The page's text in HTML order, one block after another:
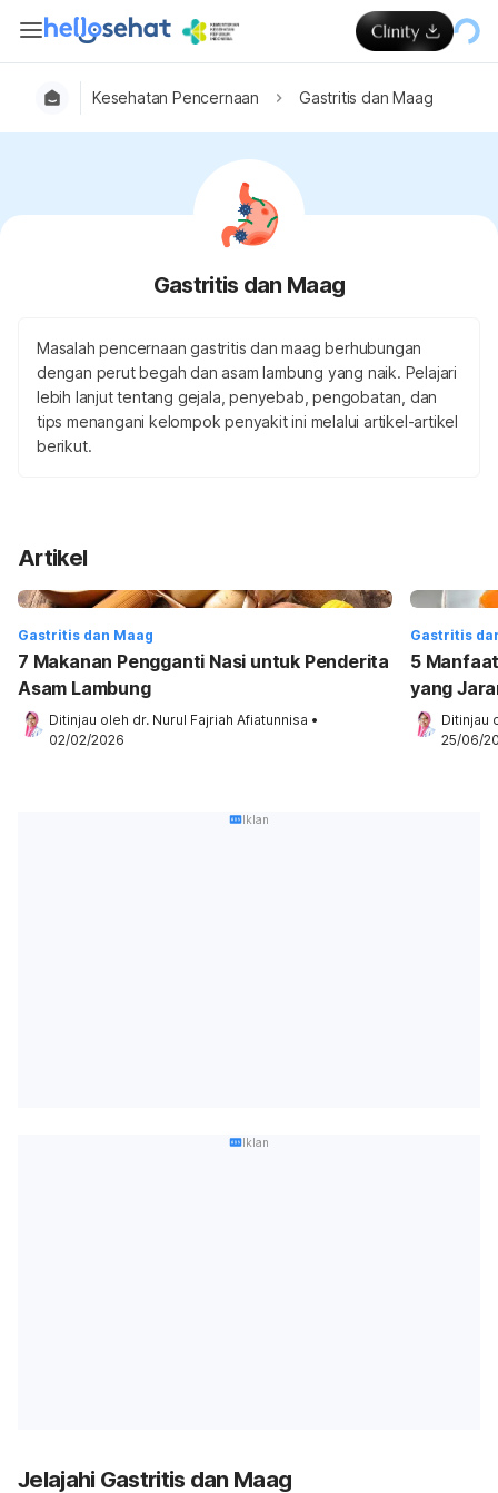
Kesehatan Pencernaan Gastritis dan Maag
Gastritis dan Maag
Masalah pencernaan gastritis dan maag berhubungan
dengan perut begah dan asam lambung yang naik. Pelajari
lebih lanjut tentang gejala, penyebab, pengobatan, dan
tips menangani kelompok penyakit ini melalui artikel-artikel
berikut.
Artikel
Gastritis dan Maag
7 Makanan Pengganti Nasi untuk Penderita
Asam Lambung
Ditinjau oleh dr. Nurul Fajriah Afiatunnisa •
02/02/2026
Gastritis
5
yang
Ditinjau
25/06/
Iklan
Iklan
Jelajahi Gastritis dan Maag